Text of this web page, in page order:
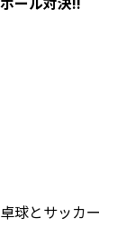
球とサッカー